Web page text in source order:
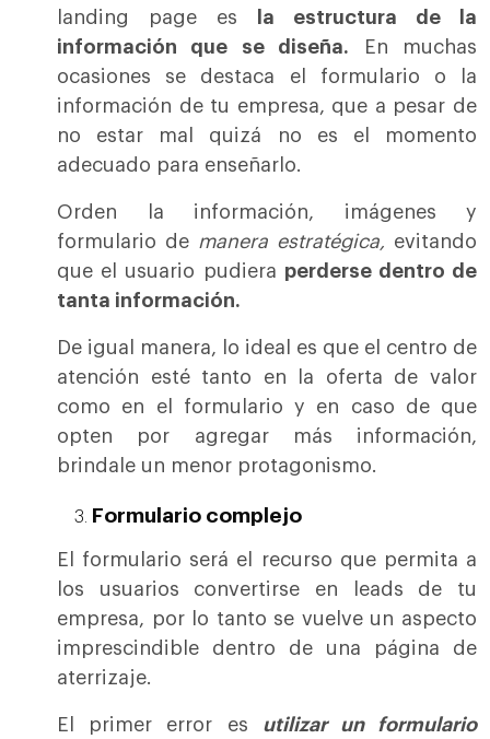
landing page es
la estructura de la
información que se diseña. En muchas
ocasiones se destaca el formulario o la
información de tu empresa, que a pesar de
no estar mal quizá no es el momento
adecuado para enseñarlo.
Orden la información, imágenes y
formulario de manera estratégica, evitando
que el usuario pudiera perderse dentro de
tanta información.
De igual manera, lo ideal es que el centro de
atención esté tanto en la oferta de valor
como en el formulario y en caso de que
opten por agregar más información,
brindale un menor protagonismo.
Formulario complejo
El formulario será el recurso que permita a
los usuarios convertirse en leads de tu
empresa, por lo tanto se vuelve un aspecto
imprescindible dentro de una página de
aterrizaje.
El primer error es utilizar un formulario